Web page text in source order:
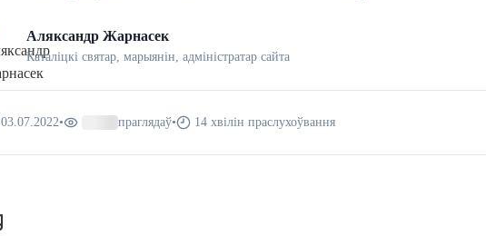
Аляксандр Жарнасек
Каталіцкі святар, марыянін, адмiнiстратар сайта
03.07.2022• праглядаў• 14 хвілін праслухоўвання